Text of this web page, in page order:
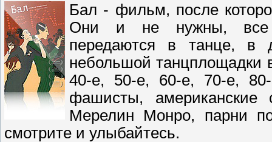
Бал - фильм, после
Они и не нужны, все
передаются в танце, в
небольшой танцплощадки
40-е, 50-е, 60-е, 70-е,
фашисты, американские
Мерелин Монро, парни
смотрите и улыбайтесь.